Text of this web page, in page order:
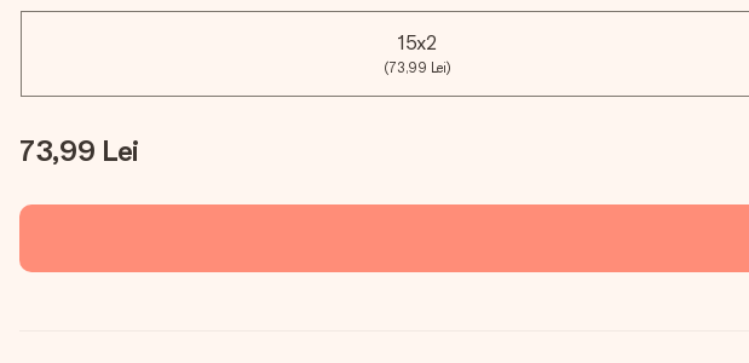
15x2
(73,99 Lei)
73,99 Lei